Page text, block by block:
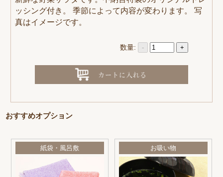
ッシング付き。 季節によって内容が変わります。 写
真はイメージです。
数量: - +
おすすめオプション
紙袋・風呂敷 お吸い物